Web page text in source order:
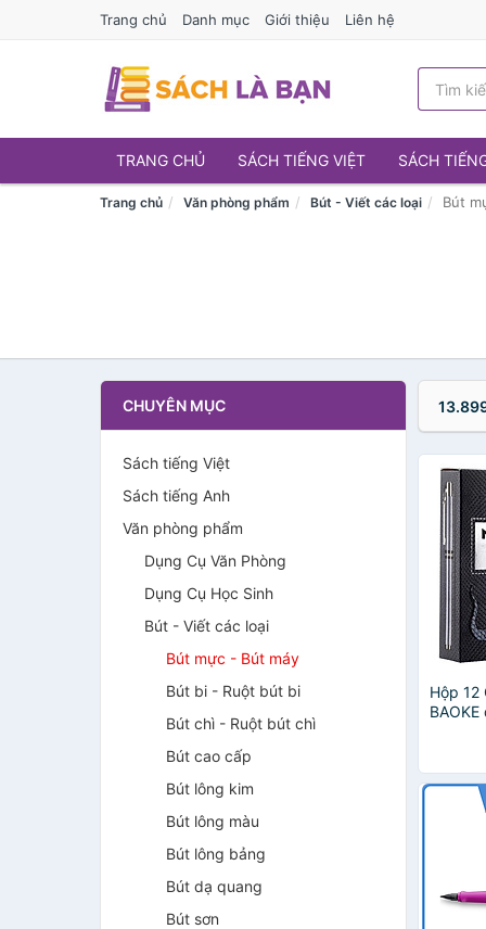
Trang chủ Danh mục Giới thiệu Liên hệ
TRANG CHỦ SÁCH TIẾNG VIỆT SÁCH
Trang chủ Văn phòng phẩm Bút - Viết các loại Bút
CHUYÊN MỤC
Sách tiếng Việt
Sách tiếng Anh
Văn phòng phẩm
Dụng Cụ Văn Phòng
Dụng Cụ Học Sinh
Bút - Viết các loại
Bút mực - Bút máy
Bút bi - Ruột bút bi
Bút chì - Ruột bút chì
Bút cao cấp
Bút lông kim
Bút lông màu
Bút lông bảng
Bút dạ quang
Bút sơn
Hộp
kim